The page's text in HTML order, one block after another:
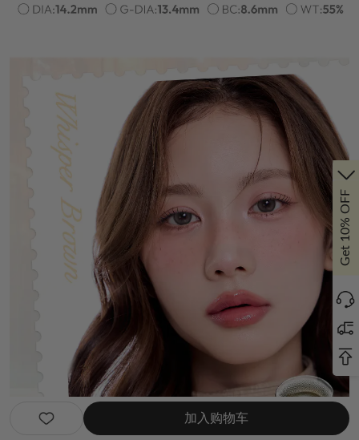
Get 10% OFF
加入购物车